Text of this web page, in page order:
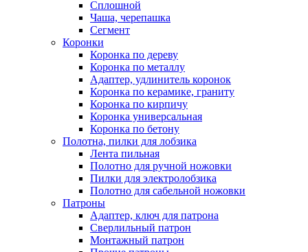
Сплошной
Чаша, черепашка
Сегмент
Коронки
Коронка по дереву
Коронка по металлу
Адаптер, удлинитель коронок
Коронка по керамике, граниту
Коронка по кирпичу
Коронка универсальная
Коронка по бетону
Полотна, пилки для лобзика
Лента пильная
Полотно для ручной ножовки
Пилки для электролобзика
Полотно для сабельной ножовки
Патроны
Адаптер, ключ для патрона
Сверлильный патрон
Монтажный патрон